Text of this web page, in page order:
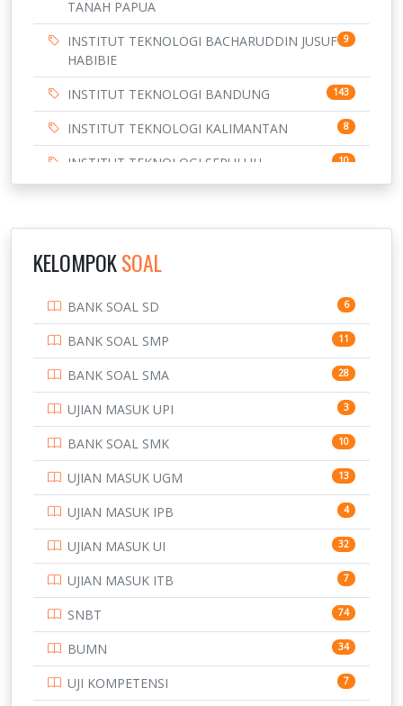
TANAH PAPUA
INSTITUT TEKNOLOGI BACHARUDDIN JUSUF
HABIBIE
9
INSTITUT TEKNOLOGI BANDUNG 143
INSTITUT TEKNOLOGI KALIMANTAN 8
INSTITUT TEKNOLOGI SEPULUH
NOVEMBER
10
3
169
7
PTDI STTD 4
133
SMA 146
SMK 231
SMP 134
STIP 2
153
345
UNIVERSITAS AIRLANGGA 15
KELOMPOKSOAL
BANK SOAL SD 6
BANK SOAL SMP 11
BANK SOAL SMA 28
UJIAN MASUK UPI 3
BANK SOAL SMK 10
UJIAN MASUK UGM 13
UJIAN MASUK IPB 4
UJIAN MASUK UI 32
UJIAN MASUK ITB 7
SNBT 74
BUMN 34
UJI KOMPETENSI 7